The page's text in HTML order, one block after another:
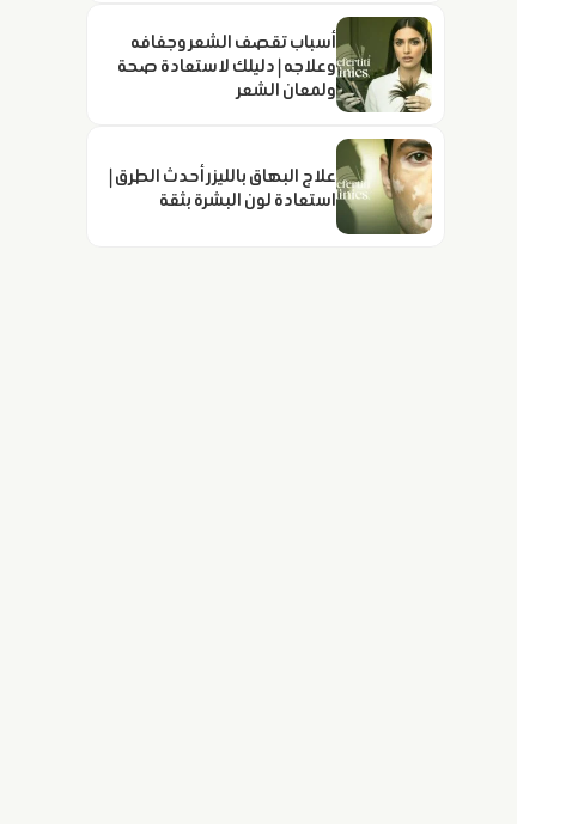
أسباب تقصف الشعر وجفافه
وعلاجه | دليلك لاستعادة صحة
ولمعان الشعر
علاج البهاق بالليزر أحدث الطرق |
استعادة لون البشرة بثقة